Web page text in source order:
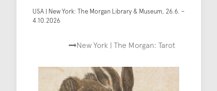
USA | New York: The Morgan Library & Museum, 26.6. –
4.10.2026
New York | The Morgan: Tarot